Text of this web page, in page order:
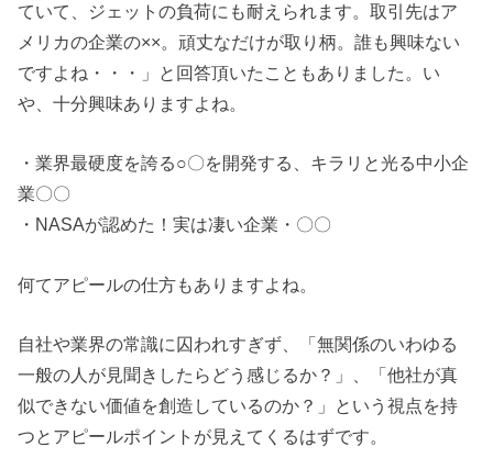
ていて、ジェットの負荷にも耐えられます。取引先はア
メリカの企業の××。頑丈なだけが取り柄。誰も興味ない
ですよね・・・」と回答頂いたこともありました。い
や、十分興味ありますよね。
・業界最硬度を誇る○〇を開発する、キラリと光る中小企
業〇〇
・NASAが認めた！実は凄い企業・〇〇
何てアピールの仕方もありますよね。
自社や業界の常識に囚われすぎず、「無関係のいわゆる
一般の人が見聞きしたらどう感じるか？」、「他社が真
似できない価値を創造しているのか？」という視点を持
つとアピールポイントが見えてくるはずです。